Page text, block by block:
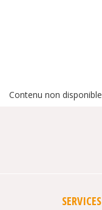
Contenu non disponible
SERVICES